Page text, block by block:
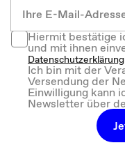
Hiermit bestätige
und mit ihnen
Datenschutzerklärung
Ich bin mit der
Versendung der
Einwilligung kann
Newsletter über